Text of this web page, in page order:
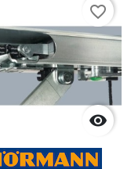

favorite_border